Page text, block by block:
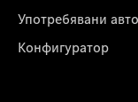
Употребявани
Конфигуратор